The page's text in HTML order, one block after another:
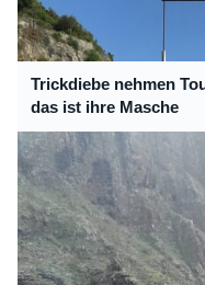
Trickdiebe nehmen
das ist ihre Masche